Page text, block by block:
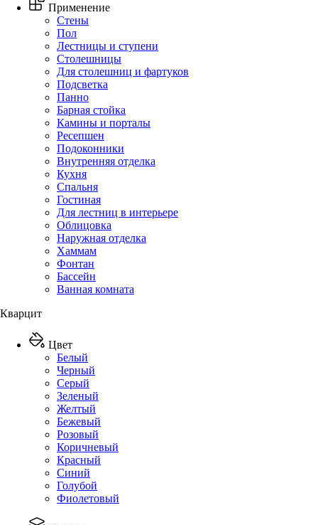
Применение
Стены
Пол
Лестницы и ступени
Столешницы
Для столешниц и фартуков
Подсветка
Панно
Барная стойка
Камины и порталы
Ресепшен
Подоконники
Внутренняя отделка
Кухня
Спальня
Гостиная
Для лестниц в интерьере
Облицовка
Наружная отделка
Хаммам
Фонтан
Бассейн
Ванная комната
Кварцит
Цвет
Белый
Черный
Серый
Зеленый
Желтый
Бежевый
Розовый
Коричневый
Красный
Синий
Голубой
Фиолетовый